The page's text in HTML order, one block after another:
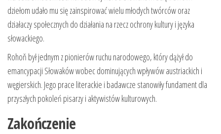
dziełom udało mu się zainspirować wielu młodych twórców oraz
działaczy społecznych do działania na rzecz ochrony kultury i języka
słowackiego.
Rohoň był jednym z pionierów ruchu narodowego, który dążył do
emancypacji Słowaków wobec dominujących wpływów austriackich i
węgierskich. Jego prace literackie i badawcze stanowiły fundament dla
przyszłych pokoleń pisarzy i aktywistów kulturowych.
Zakończenie